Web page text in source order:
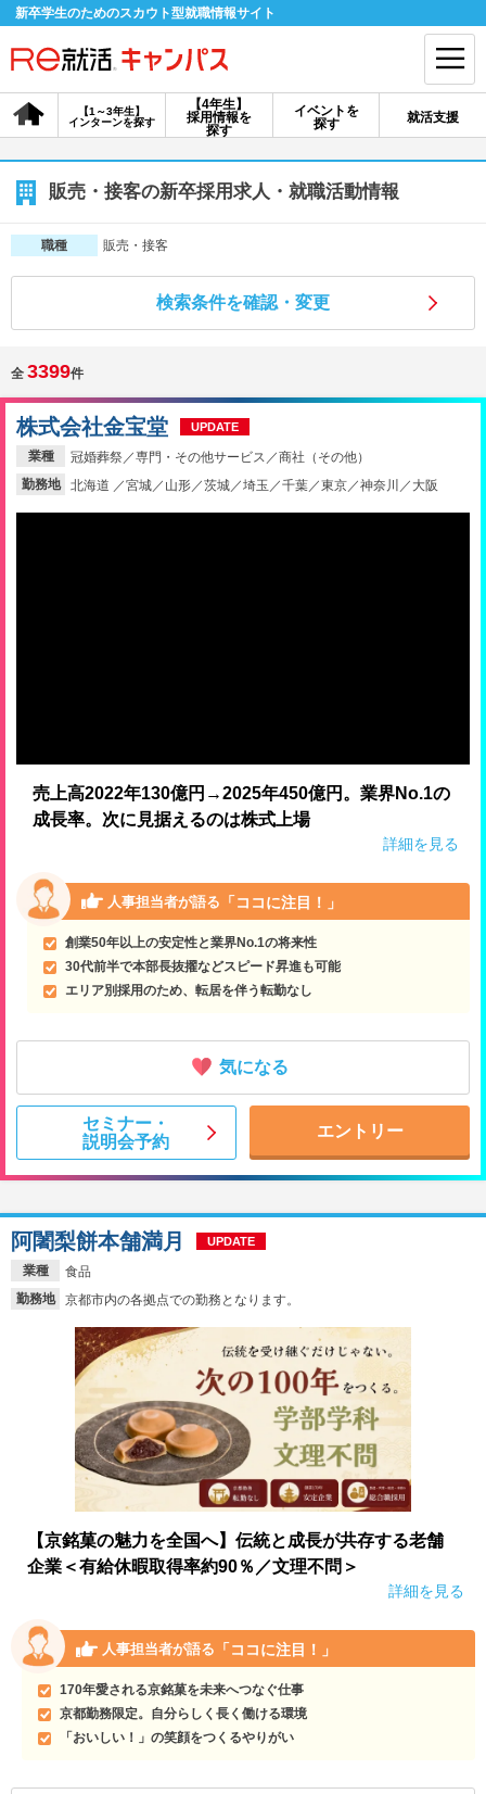
新卒学生のためのスカウト型就職情報サイト
【4年生】
採用情報を
探す
【1～3年生】
インターンを探す
イベントを
探す
就活支援
会員登録 ログイン
会員ID・パスワードを忘れた方はこちら
探す
【4年生】
【1～3年生】
イベントを探す スカウト お知らせ
就活ノウハウ・サポート
販売・接客の新卒採用求人・就職活動情報
職種 販売・接客
検索条件を確認・変更
全 3399件
業種
冠婚葬祭／専門・その他サービス／商社（その他）
勤務地
北海道 ／宮城／山形／茨城／埼玉／千葉／東京／神奈川／大阪
株式会社金宝堂 UPDATE
売上高2022年130億円→2025年450億円。業界No.1の
成長率。次に見据えるのは株式上場
詳細を見る
人事担当者が語る 「ココに注目！」
創業50年以上の安定性と業界No.1の将来性
30代前半で本部長抜擢などスピード昇進も可能
エリア別採用のため、転居を伴う転勤なし
気になる
セミナー・
説明会予約
エントリー
業種
食品
勤務地
京都市内の各拠点での勤務となります。
阿闍梨餅本舗満月 UPDATE
【京銘菓の魅力を全国へ】伝統と成長が共存する老舗
企業＜有給休暇取得率約90％／文理不問＞
詳細を見る
人事担当者が語る 「ココに注目！」
170年愛される京銘菓を未来へつなぐ仕事
京都勤務限定。自分らしく長く働ける環境
「おいしい！」の笑顔をつくるやりがい